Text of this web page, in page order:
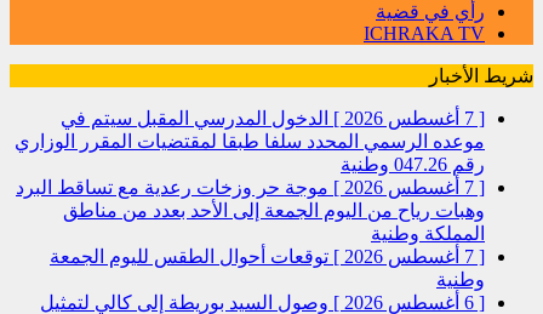
رأي في قضية
ICHRAKA TV
شريط الأخبار
[ 7 أغسطس 2026 ]
الدخول المدرسي المقبل سیتم في
موعده الرسمي المحدد سلفا طبقا لمقتضیات المقرر الوزاري
رقم 047.26
وطنية
[ 7 أغسطس 2026 ]
موجة حر وزخات رعدية مع تساقط البرد
وهبات رياح من اليوم الجمعة إلى الأحد بعدد من مناطق
المملكة وطنية
[ 7 أغسطس 2026 ]
توقعات أحوال الطقس لليوم الجمعة
وطنية
[ 6 أغسطس 2026 ]
وصول السيد بوريطة إلى كالي لتمثيل